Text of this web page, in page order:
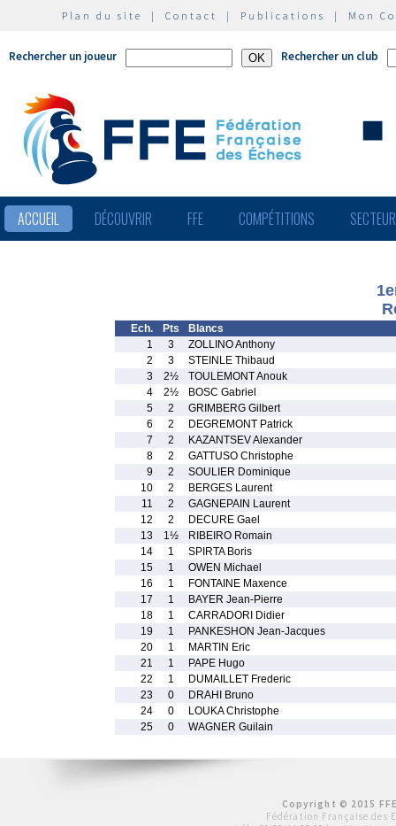
Plan du site | Contact | Publications | Mon
Rechercher un joueur Rechercher un club
ACCUEIL DÉCOUVRIR FFE COMPÉTITIONS
Ech. Pts
Blancs
1
3
ZOLLINO Anthony
2
3
STEINLE Thibaud
3
2½
TOULEMONT Anouk
4
2½
BOSC Gabriel
5
2
GRIMBERG Gilbert
6
2
DEGREMONT Patrick
7
2
KAZANTSEV Alexander
8
2
GATTUSO Christophe
9
2
SOULIER Dominique
10
2
BERGES Laurent
11
2
GAGNEPAIN Laurent
12
2
DECURE Gael
13
1½
RIBEIRO Romain
14
1
SPIRTA Boris
15
1
OWEN Michael
16
1
FONTAINE Maxence
17
1
BAYER Jean-Pierre
18
1
CARRADORI Didier
19
1
PANKESHON Jean-Jacques
20
1
MARTIN Eric
21
1
PAPE Hugo
22
1
DUMAILLET Frederic
23
0
DRAHI Bruno
24
0
LOUKA Christophe
25
0 WAGNER Guilain
Copyright © 2015
Fédération Française des